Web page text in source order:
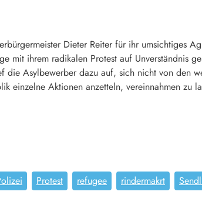
Dieter Reiter für ihr umsichtiges
mit ihrem radikalen Protest auf Unverständnis
die Asylbewerber dazu auf, sich nicht von den
einzelne Aktionen anzetteln, vereinnahmen zu
Protest refugee rindermakrt